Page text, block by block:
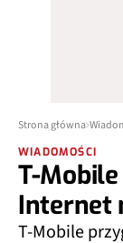
Strona główna
WIADOMOŚCI
T-
Internet
T-Mobile